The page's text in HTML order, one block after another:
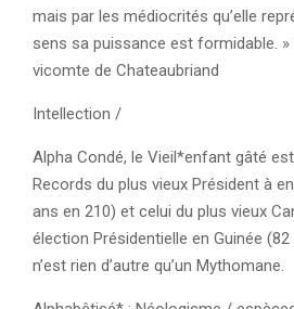
mais par les médiocrités qu’elle
sens sa puissance est formidable. »
vicomte de Chateaubriand
Intellection /
Alpha Condé, le Vieil*enfant gâté
Records du plus vieux Président à
ans en 210) et celui du plus vieux
élection Présidentielle en Guinée
n’est rien d’autre qu’un Mythomane.